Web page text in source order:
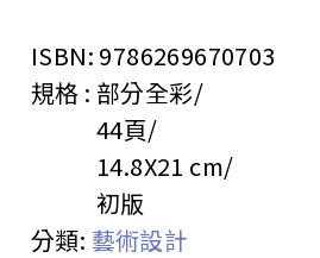
ISBN: 9786269670703
規格 : 部分全彩
44頁
14.8X21 cm
初版
分類: 藝術設計